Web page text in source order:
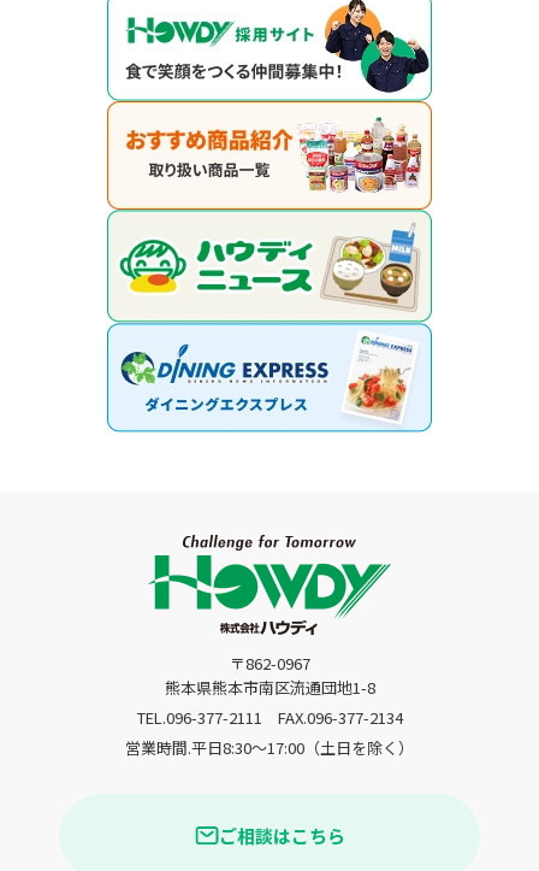
〒862-0967
熊本県熊本市南区流通団地1-8
TEL.096-377-2111
FAX.096-377-2134
営業時間.平日8:30〜17:00（土日を除く）
ご相談はこちら